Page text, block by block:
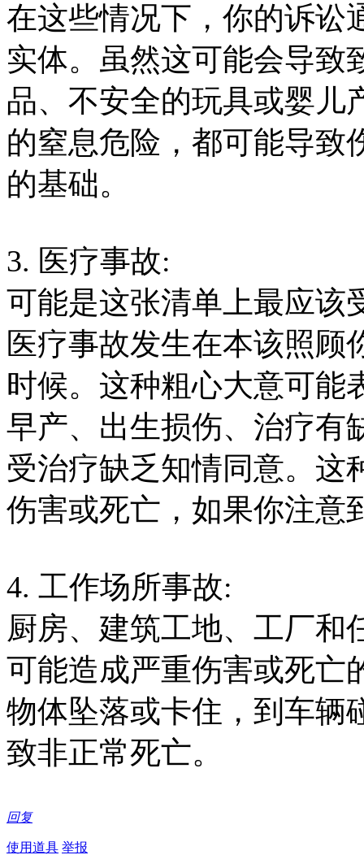
在这些情况下，你的诉讼
实体。虽然这可能会导致
品、不安全的玩具或婴儿
的窒息危险，都可能导致
的基础。
3. 医疗事故:
可能是这张清单上最应该
医疗事故发生在本该照顾
时候。这种粗心大意可能
早产、出生损伤、治疗有
受治疗缺乏知情同意。这
伤害或死亡，如果你注意
4. 工作场所事故:
厨房、建筑工地、工厂和
可能造成严重伤害或死亡
物体坠落或卡住，到车辆
致非正常死亡。
回复
使用道具 举报